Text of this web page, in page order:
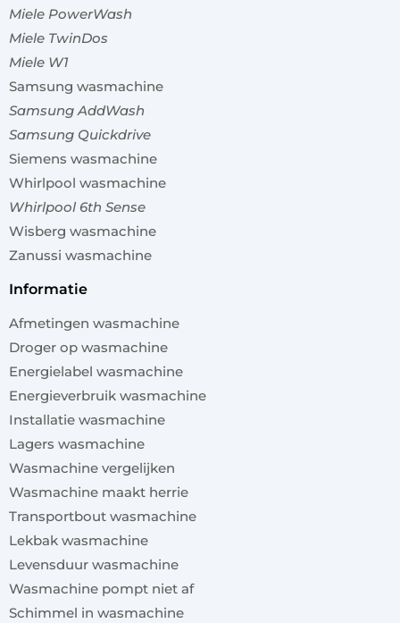
Miele PowerWash
Miele TwinDos
Miele W1
Samsung wasmachine
Samsung AddWash
Samsung Quickdrive
Siemens wasmachine
Whirlpool wasmachine
Whirlpool 6th Sense
Wisberg wasmachine
Zanussi wasmachine
informatie
Afmetingen wasmachine
Droger op wasmachine
Energielabel wasmachine
Energieverbruik wasmachine
Installatie wasmachine
Lagers wasmachine
Wasmachine vergelijken
Wasmachine maakt herrie
Transportbout wasmachine
Lekbak wasmachine
Levensduur wasmachine
Wasmachine pompt niet af
Schimmel in wasmachine